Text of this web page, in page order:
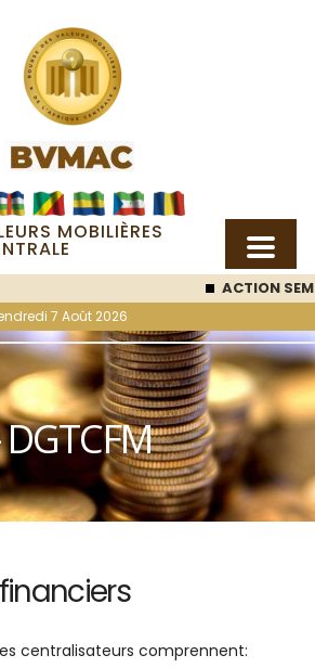
MOBILIÈRES
ACTION SEMC
7 Août 2026
centralisateurs comprennent: